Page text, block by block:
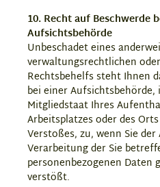
10. Recht auf Beschwerde
Aufsichtsbehörde
Unbeschadet eines
verwaltungsrechtlichen
Rechtsbehelfs steht Ihnen
bei einer Aufsichtsbehörde,
Mitgliedstaat Ihres
Arbeitsplatzes oder des
Verstoßes, zu, wenn Sie
Verarbeitung der Sie
personenbezogenen Daten
verstößt.